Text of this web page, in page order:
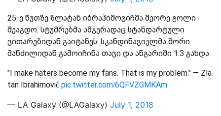
25-ე წუთზე ზლატან იბრაჰიმოვიჩმა მეორე გოლი
შეაგდო. სტუმრებმა ამჯერადაც სტანდარტული
ვითარებიდან გაიტანეს. სკანდინავიელმა შორი
მანძილიდან გამოიჩინა თავი და ანგარიში 1:3 გახდა.
"I make haters become my fans. That is my problem." — Zla
tan Ibrahimović pic.twitter.com/6QFVZGMKAm
— LA Galaxy (@LAGalaxy) July 1, 2018